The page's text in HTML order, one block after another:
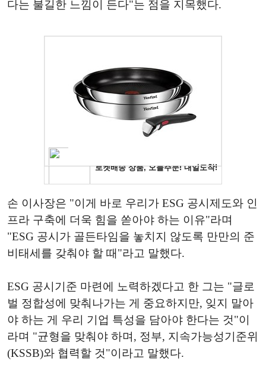
다는 불길한 느낌이 든다"는 점을 지목했다.
손 이사장은 "이게 바로 우리가 ESG 공시제도와 인
프라 구축에 더욱 힘을 쏟아야 하는 이유"라며
"ESG 공시가 골든타임을 놓치지 않도록 만만의 준
비태세를 갖춰야 할 때"라고 말했다.
ESG 공시기준 마련에 노력하겠다고 한 그는 "글로
벌 정합성에 맞춰나가는 게 중요하지만, 잊지 말아
야 하는 게 우리 기업 특성을 담아야 한다는 것"이
라며 "균형을 맞춰야 하며, 정부, 지속가능성기준위
(KSSB)와 협력할 것"이라고 말했다.